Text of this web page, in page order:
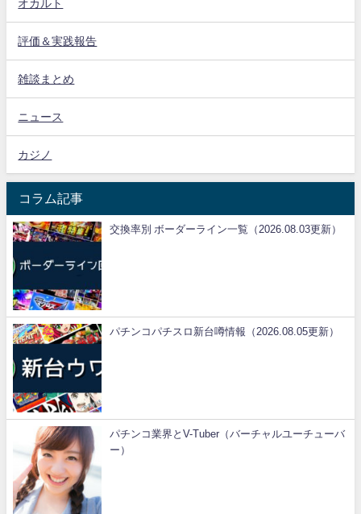
オカルト
評価＆実践報告
雑談まとめ
ニュース
カジノ
コラム記事
交換率別 ボーダーライン一覧（2026.08.03更新）
パチンコパチスロ新台噂情報（2026.08.05更新）
パチンコ業界とV-Tuber（バーチャルユーチューバ
ー）